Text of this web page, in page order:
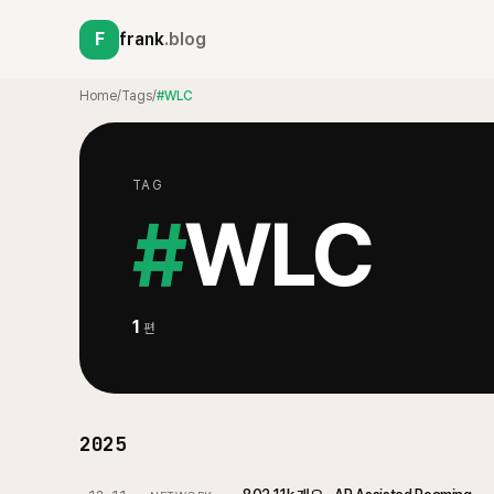
F frank.blog
Home/Tags/#WLC
TAG
#WLC
1 편
2025